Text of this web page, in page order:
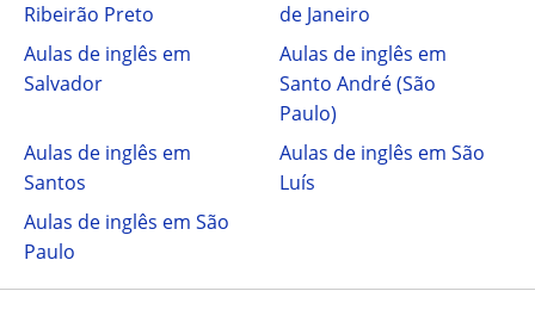
Ribeirão Preto
de Janeiro
Aulas de inglês em
Salvador
Aulas de inglês em
Santo André (São
Paulo)
Aulas de inglês em
Santos
Aulas de inglês em São
Luís
Aulas de inglês em São
Paulo